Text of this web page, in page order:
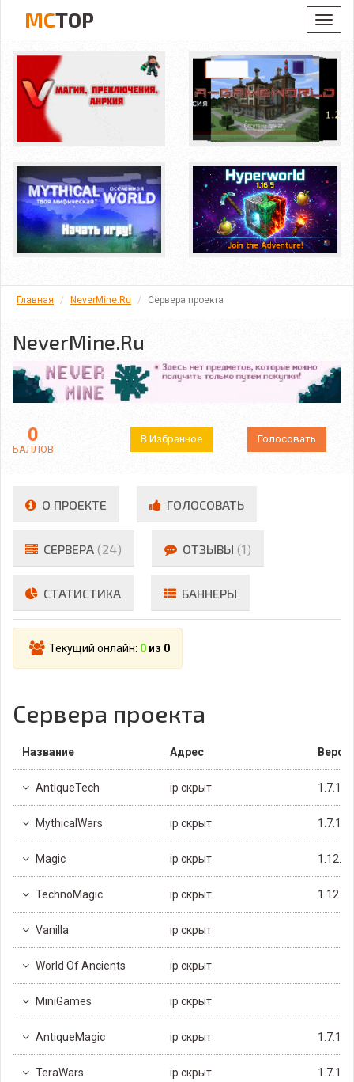
MCTOP
Главная NeverMine.Ru Сервера проекта
NeverMine.Ru
0
БАЛЛОВ
В Избранное Голосовать
О ПРОЕКТЕ ГОЛОСОВАТЬ
СЕРВЕРА (24) ОТЗЫВЫ (1)
СТАТИСТИКА БАННЕРЫ
Текущий онлайн: 0 из 0
Сервера проекта
Название Адрес
AntiqueTech ip скрыт 1.7.10
MythicalWars ip скрыт 1.7.10
Magic ip скрыт 1.12.2
TechnoMagic ip скрыт 1.12.2
Vanilla ip скрыт
World Of Ancients ip скрыт
MiniGames ip скрыт
AntiqueMagic ip скрыт 1.7.10
TeraWars ip скрыт 1.7.10